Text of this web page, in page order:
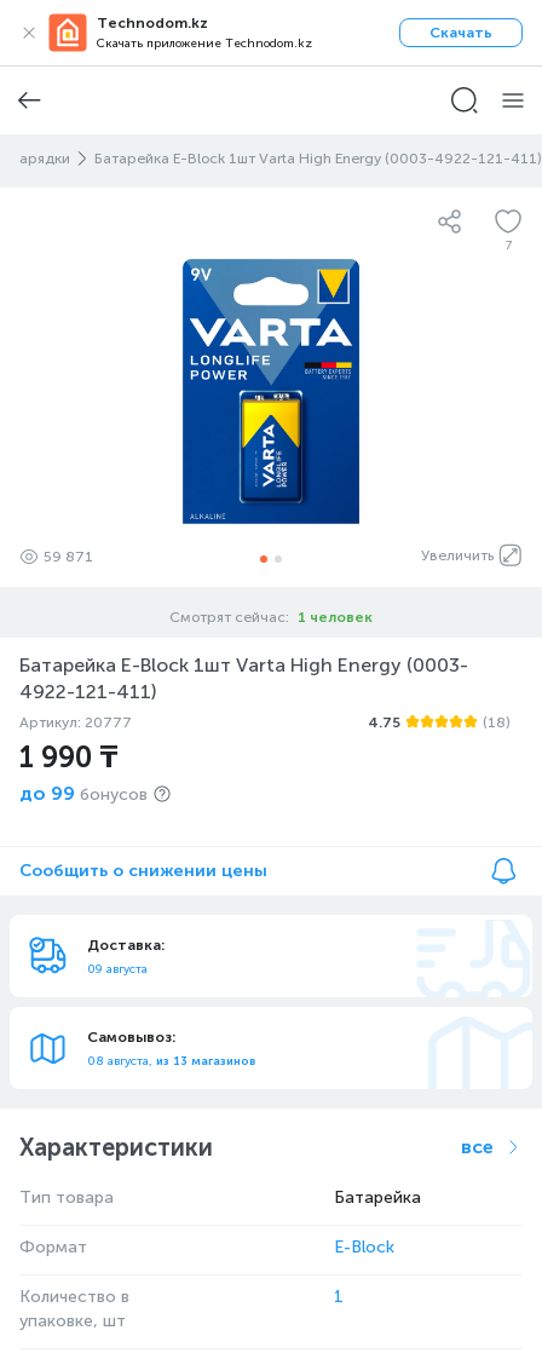
Technodom.kz
Скачать приложение Technodom.kz
Скачать
зарядки Батарейка E-Block 1шт Varta High Energy (0003-4922-121-411)
7
Увеличить
59 871
Смотрят сейчас: 1 человек
Батарейка E-Block 1шт Varta High Energy (0003-
4922-121-411)
Артикул: 20777 4.75 (18)
1 990 ₸
до 99 бонусов
Сообщить о снижении цены
Доставка:
09 августа
Самовывоз:
08 августа, из 13 магазинов
Характеристики все
Тип товара Батарейка
Формат E-Block
Количество в
упаковке, шт
1